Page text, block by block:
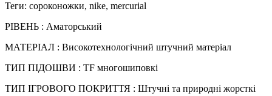
Теги: сороконожки, nike, mercurial
РІВЕНЬ : Аматорський
МАТЕРІАЛ : Високотехнологічний штучний матеріал
ТИП ПІДОШВИ : TF многошиповкі
ТИП ІГРОВОГО ПОКРИТТЯ : Штучні та природні жорсткі